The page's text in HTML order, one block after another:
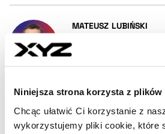
Niniejsza strona korzysta z plików
Chcąc ułatwić Ci korzystanie z
wykorzystujemy pliki cookie, które
MATEUSZ LUBIŃSKI
Dziennikarz
Prywatnie ma psa i jeździ
mateusz.lubinski@xyz.pl